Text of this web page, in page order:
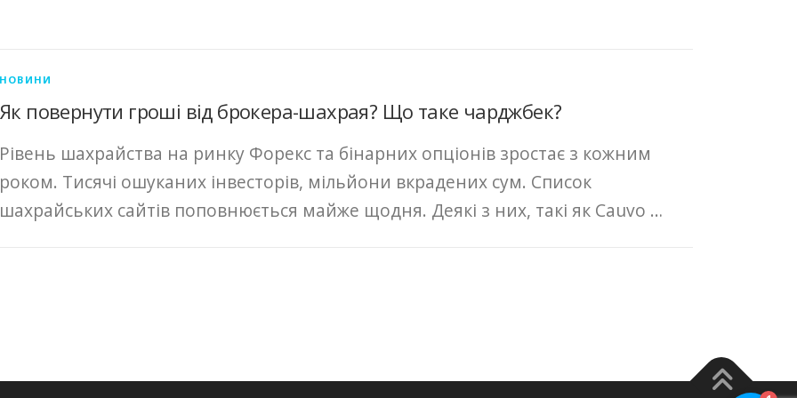
НОВИНИ
Як повернути гроші від брокера-шахрая? Що таке чарджбек?
Рівень шахрайства на ринку Форекс та бінарних опціонів зростає з кожним
роком. Тисячі ошуканих інвесторів, мільйони вкрадених сум. Список
шахрайських сайтів поповнюється майже щодня. Деякі з них, такі як Cauvo …